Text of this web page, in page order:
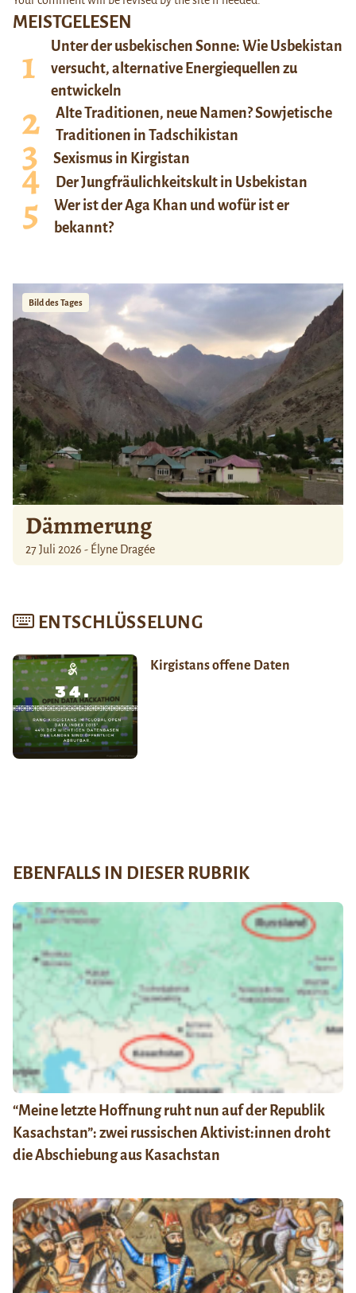
MEISTGELESEN
Unter der usbekischen Sonne: Wie Usbekistan
versucht, alternative Energiequellen zu
entwickeln
Alte Traditionen, neue Namen? Sowjetische
Traditionen in Tadschikistan
Sexismus in Kirgistan
Der Jungfräulichkeitskult in Usbekistan
Wer ist der Aga Khan und wofür ist er
bekannt?
Bild des Tages
Dämmerung
27 Juli 2026 - Élyne Dragée
ENTSCHLÜSSELUNG
Kirgistans offene Daten
EBENFALLS IN DIESER RUBRIK
“Meine letzte Hoffnung ruht nun auf der Republik
Kasachstan”: zwei russischen Aktivist:innen droht
die Abschiebung aus Kasachstan